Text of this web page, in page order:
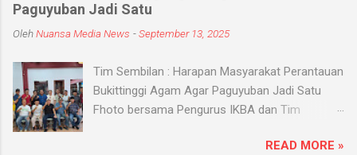
supranatural dari paranormal. Biasanya, santet
membahayakan orang lain. Banyak medium
yang digunakan oleh paranormal untuk
menyantet seseorang, diantaranya boneka,
Paguyuban Jadi Satu
OlehNuansa Media News -September 13, 2025
Tim Sembilan : Harapan Masyarakat Perantauan
Bukittinggi Agam Agar Paguyuban Jadi Satu
Fhoto bersama Pengurus IKBA dan Tim
Menjalin silaturahmi dengan sebuah organisasi
READ MORE »